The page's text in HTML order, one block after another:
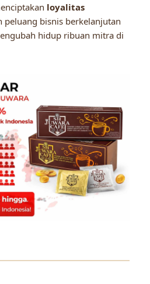
loyalitas
peluang bisnis berkelanjutan
hidup ribuan mitra di